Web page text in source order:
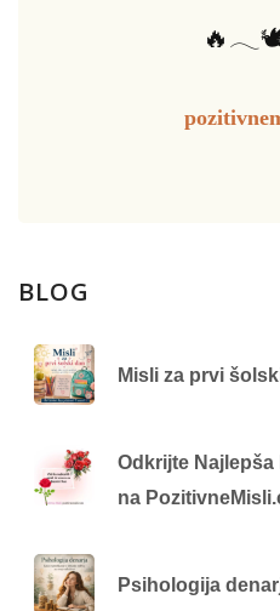
BLOG
Misli za prvi
Odkrijte
na
Psihologija